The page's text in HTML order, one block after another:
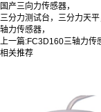
国产三向力传感器，
三分力测试台，三分力天
轴力传感器，
上一篇:FC3D160三轴力传
相关推荐